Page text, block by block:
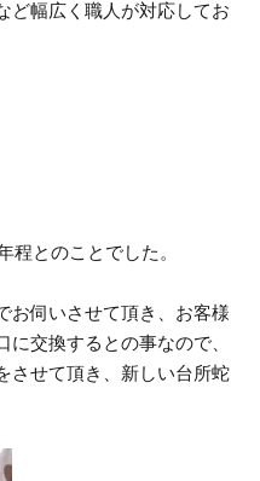
ど幅広く職人が対応してお
程とのことでした。
お伺いさせて頂き、お客様
交換するとの事なので、
させて頂き、新しい台所蛇